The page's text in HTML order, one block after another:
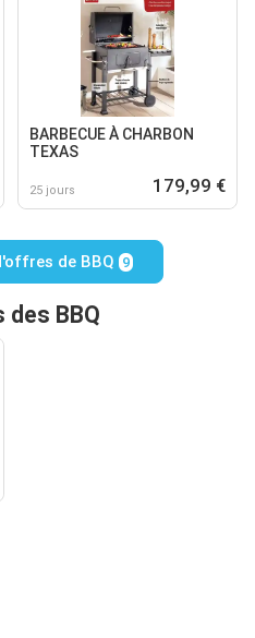
BARBECUE À CHARBON
TEXAS
25 jours 179,99 €
de BBQ 9
BBQ